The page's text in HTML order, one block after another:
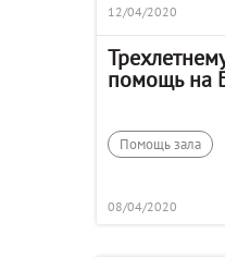
12/04/2020
помощь на
Помощь зала
08/04/2020